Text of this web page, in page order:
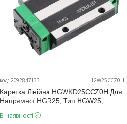
код: 2092847133
Каретка Лінійна HGWKD25CCZ0H Для
Напрямної HGR25, Тип HGW25,
В наявності